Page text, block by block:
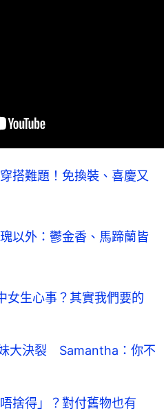
搭難題！免換裝、喜慶又
以外：鬱金香、馬蹄蘭皆
女生心事？其實我們要的
大決裂 Samantha：你不
捨得」？對付舊物也有